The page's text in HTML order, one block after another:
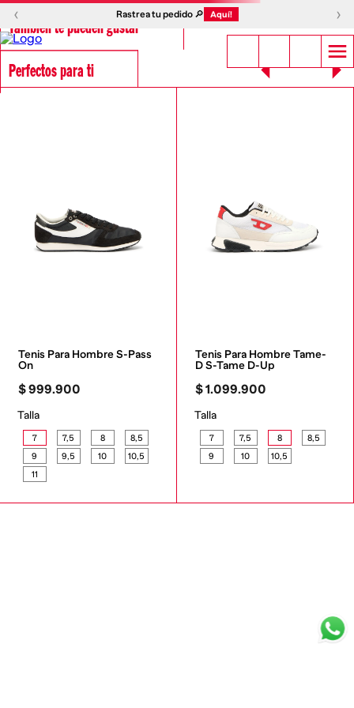
‹ Rastrea tu pedido 🔎 Aquí! ›
También te pueden gustar
Perfectos para ti
Tenis Para Hombre S-Pass
On
$999.900
Talla
7 7,5 8
8,5
9
9,5 10
10,5
11
Tenis Para Hombre Tame-
D S-Tame D-Up
$1.099.900
Talla
7 7,5 8
8,5
9
10 10,5